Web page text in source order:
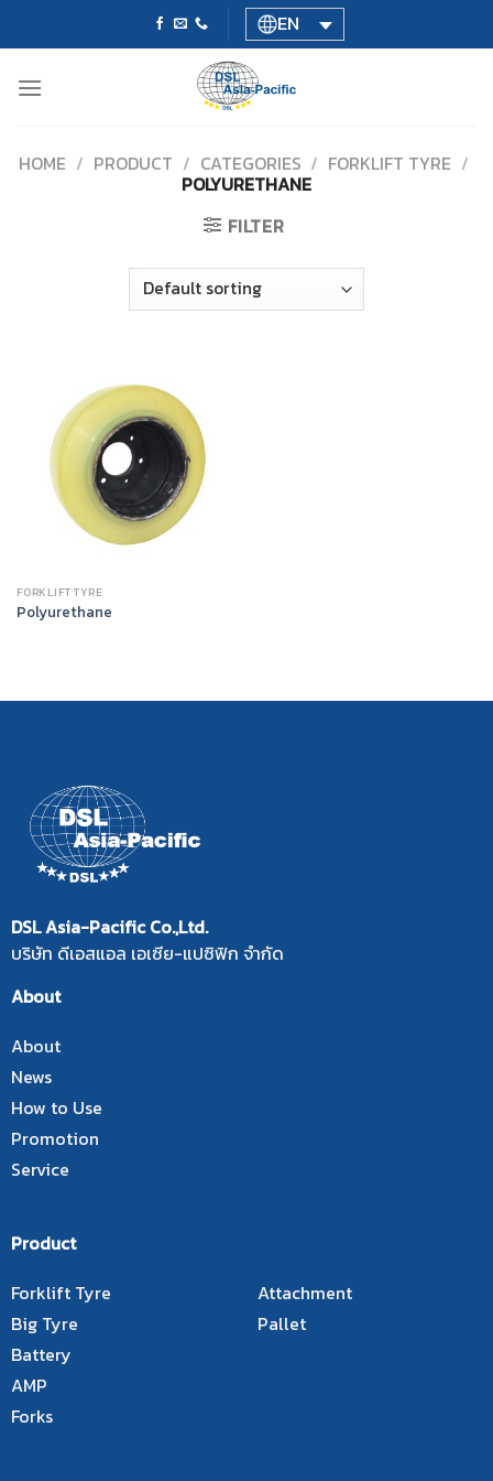
EN
HOME / PRODUCT / CATEGORIES / FORKLIFT TYRE /
POLYURETHANE
FILTER
FORKLIFT TYRE
Polyurethane
DSL Asia-Pacific Co.,Ltd.
บริษัท ดีเอสแอล เอเซีย-แปซิฟิก จำกัด
About
About
News
How to Use
Promotion
Service
Product
Forklift Tyre
Big Tyre
Battery
AMP
Forks
Attachment
Pallet